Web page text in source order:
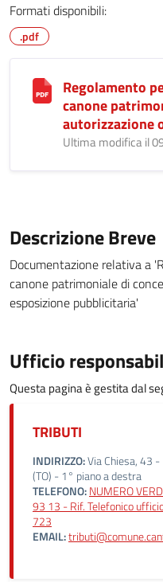
Formati disponibili:
.pdf
Regolamento
canone
autorizzazione
Ultima modifica il
Descrizione Breve
Documentazione relativa a
canone patrimoniale di
esposizione pubblicitaria'
Ufficio
Questa pagina è gestita dal
TRIBUTI
INDIRIZZO:Via Chiesa, 43
(TO) - 1° piano a destra
TELEFONO:NUMERO
93 13 - Rif. Telefonico
723
EMAIL: